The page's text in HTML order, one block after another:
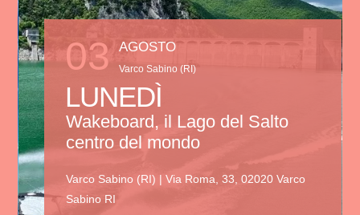
03 AGOSTO
Varco Sabino (RI)
LUNEDÌ
Wakeboard, il Lago del Salto
centro del mondo
Varco Sabino (RI) | Via Roma, 33, 02020 Varco
Sabino RI